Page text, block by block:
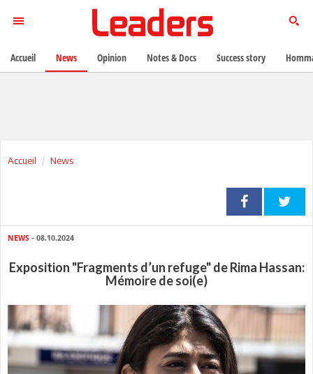
Accueil News
NEWS - 08.10.2024
Exposition "Fragments d’un refuge" de Rima Hassan:
Mémoire de soi(e)
Accueil News Opinion Notes & Docs Success story